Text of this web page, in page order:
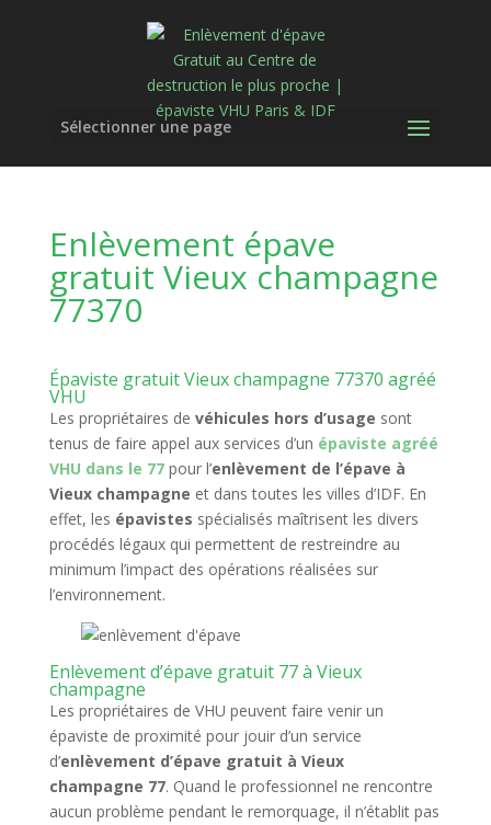
Sélectionner une page
Enlèvement épave
gratuit Vieux champagne
77370
Épaviste gratuit Vieux champagne 77370 agréé
VHU
Les propriétaires de véhicules hors d’usage sont
tenus de faire appel aux services d’un épaviste agréé
VHU dans le 77pour l’enlèvement de l’épave à
Vieux champagne et dans toutes les villes d’IDF. En
effet, les épavistes spécialisés maîtrisent les divers
procédés légaux qui permettent de restreindre au
minimum l’impact des opérations réalisées sur
l’environnement.
Enlèvement d’épave gratuit 77 à Vieux
champagne
Les propriétaires de VHU peuvent faire venir un
épaviste de proximité pour jouir d’un service
d’enlèvement d’épave gratuit à Vieux
champagne 77. Quand le professionnel ne rencontre
aucun problème pendant le remorquage, il n’établit pas